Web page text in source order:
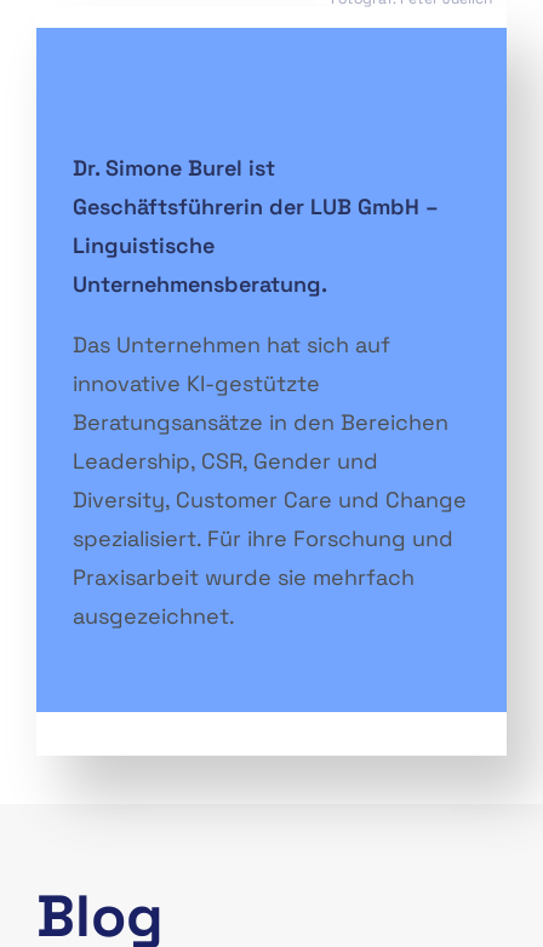
Dr. Simone Burel ist
Geschäftsführerin der LUB GmbH –
Linguistische
Unternehmensberatung.
Das Unternehmen hat sich auf
innovative KI-gestützte
Beratungsansätze in den Bereichen
Leadership, CSR, Gender und
Diversity, Customer Care und Change
spezialisiert. Für ihre Forschung und
Praxisarbeit wurde sie mehrfach
ausgezeichnet.
Blog